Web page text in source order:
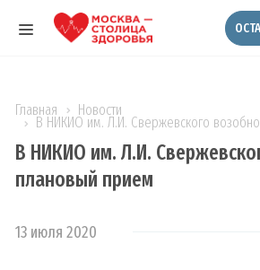
Главная Новости
В НИКИО им. Л.И. Свержевского
В НИКИО им. Л.И.
плановый прием
13 июля 2020